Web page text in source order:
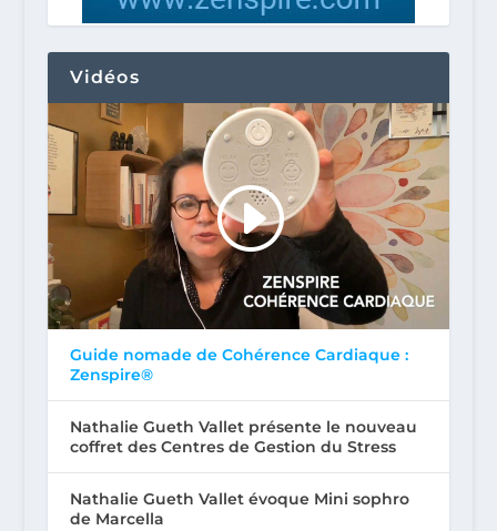
Vidéos
Guide nomade de Cohérence Cardiaque :
Zenspire®
Nathalie Gueth Vallet présente le nouveau
coffret des Centres de Gestion du Stress
Nathalie Gueth Vallet évoque Mini sophro
de Marcella